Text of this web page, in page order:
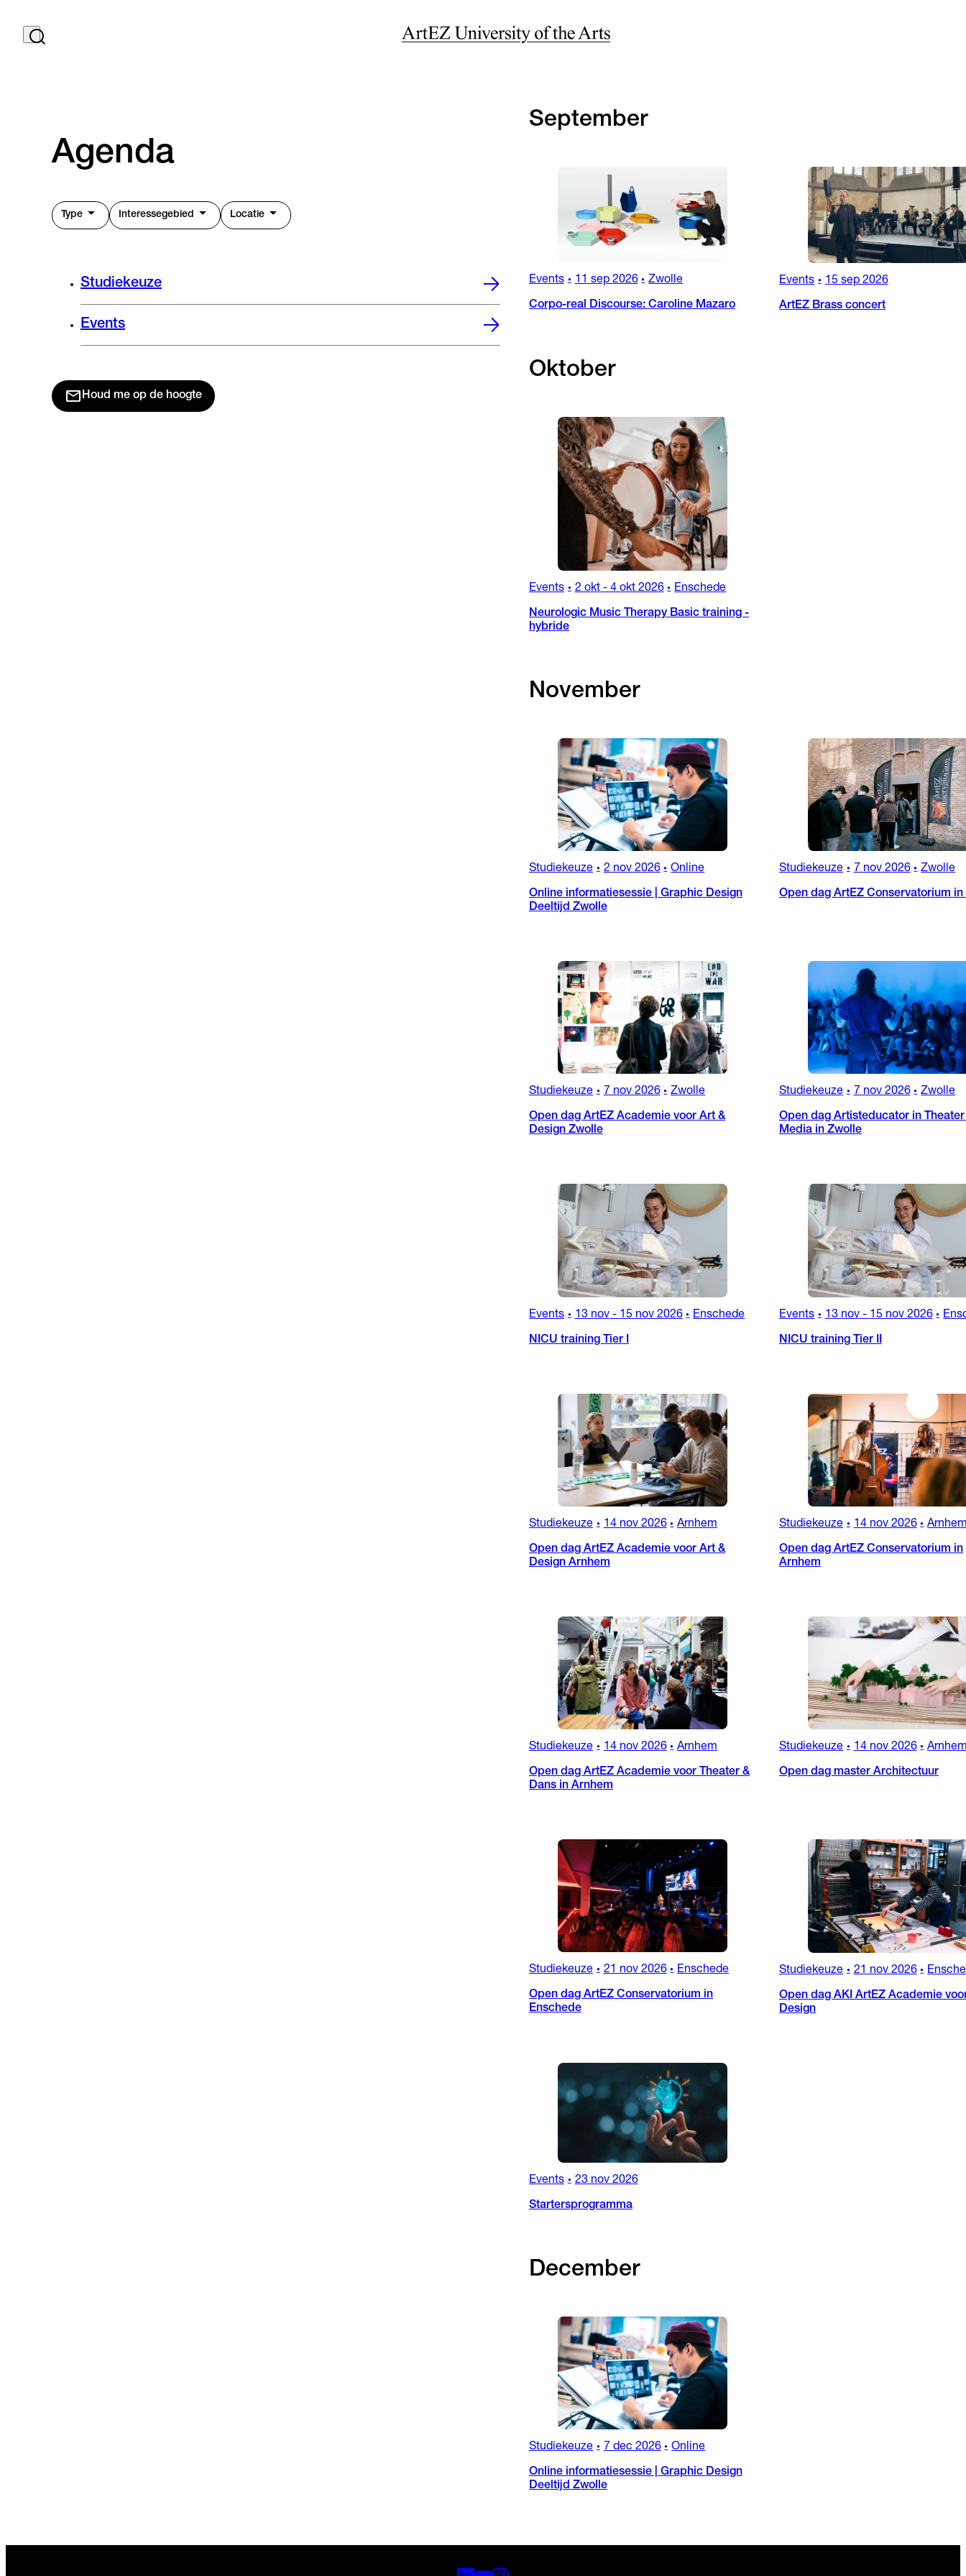
Agenda
Type Interessegebied Locatie
Studiekeuze
Events
Houd me op de hoogte
September
Events • 11 sep 2026 • Zwolle
Corpo-real Discourse: Caroline Mazaro
Events • 15 sep 2026
ArtEZ Brass concert
Oktober
Events • 2 okt- 4 okt 2026 • Enschede
Neurologic Music Therapy Basic training -
hybride
November
Studiekeuze • 2 nov 2026 • Online
Online informatiesessie | Graphic Design
Deeltijd Zwolle
Studiekeuze • 7 nov 2026 • Zwolle
Open dag ArtEZ Conservatorium in
Studiekeuze • 7 nov 2026 • Zwolle
Open dag ArtEZ Academie voor Art &
Design Zwolle
Studiekeuze • 7 nov 2026 • Zwolle
Open dag Artisteducator in Theater
Media in Zwolle
Events • 13 nov- 15 nov 2026 • Enschede
NICU training Tier I
Events • 13 nov- 15 nov 2026 •
NICU training Tier II
Studiekeuze • 14 nov 2026 • Arnhem
Open dag ArtEZ Academie voor Art &
Design Arnhem
Studiekeuze • 14 nov 2026 •
Open dag ArtEZ Conservatorium in
Arnhem
Studiekeuze • 14 nov 2026 • Arnhem
Open dag ArtEZ Academie voor Theater &
Dans in Arnhem
Studiekeuze • 14 nov 2026 •
Open dag master Architectuur
Studiekeuze • 21 nov 2026 • Enschede
Open dag ArtEZ Conservatorium in
Enschede
Studiekeuze • 21 nov 2026 •
Open dag AKI ArtEZ Academie
Design
Events • 23 nov 2026
Startersprogramma
December
Studiekeuze • 7 dec 2026 • Online
Online informatiesessie | Graphic Design
Deeltijd Zwolle